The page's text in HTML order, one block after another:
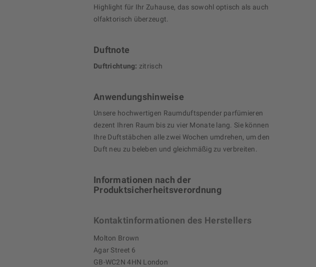
Highlight für Ihr Zuhause, das sowohl optisch als auch
olfaktorisch überzeugt.
Duftnote
Duftrichtung: zitrisch
Anwendungshinweise
Unsere hochwertigen Raumduftspender parfümieren
dezent Ihren Raum bis zu vier Monate lang. Sie können
Ihre Duftstäbchen alle zwei Wochen umdrehen, um den
Duft neu zu beleben und gleichmäßig zu verbreiten.
Informationen nach der
Produktsicherheitsverordnung
Kontaktinformationen des Herstellers
Molton Brown
Agar Street 6
GB-WC2N 4HN London